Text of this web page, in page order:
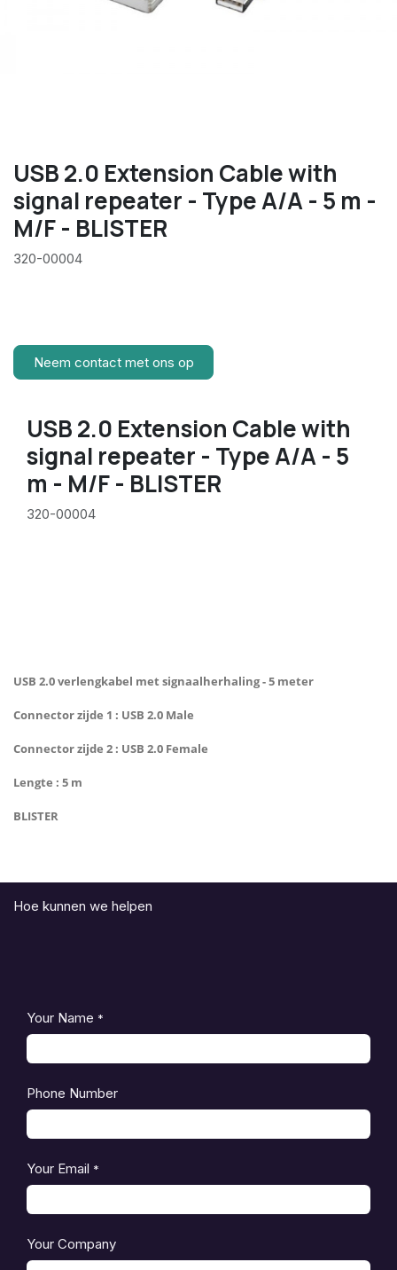
USB 2.0 Extension Cable with
signal repeater - Type A/A - 5 m -
M/F - BLISTER
320-00004
Neem contact met ons op
USB 2.0 Extension Cable with
signal repeater - Type A/A - 5
m - M/F - BLISTER
320-00004
USB 2.0 verlengkabel met signaalherhaling - 5 meter
Connector zijde 1 : USB 2.0 Male
Connector zijde 2 : USB 2.0 Female
Lengte : 5 m
BLISTER
Hoe kunnen we helpen
Your Name *
Phone Number
Your Email *
Your Company